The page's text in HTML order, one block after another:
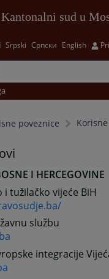
Kantonalni sud u
Srpski Српски English
poveznice
I HERCEGOVINE
i tužilačko vijeće BiH
službu
integracije